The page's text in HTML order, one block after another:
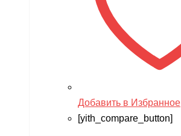
Добавить в Избранное
[yith_compare_button]